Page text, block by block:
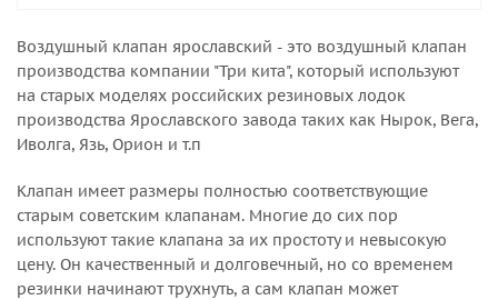
Воздушный клапан ярославский - это воздушный клапан
производства компании "Три кита", который используют
на старых моделях российских резиновых лодок
производства Ярославского завода таких как Нырок, Вега,
Иволга, Язь, Орион и т.п
Клапан имеет размеры полностью соответствующие
старым советским клапанам. Многие до сих пор
используют такие клапана за их простоту и невысокую
цену. Он качественный и долговечный, но со временем
резинки начинают трухнуть, а сам клапан может